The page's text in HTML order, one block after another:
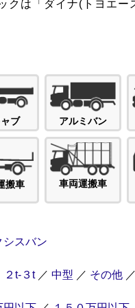
クは「ダイナ(トヨエ
ブ アルミバン
搬車 車両運搬車
シスバン
２t-３t ／ 中型 ／ その他